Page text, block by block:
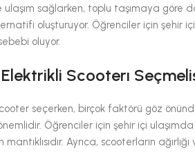
ulaşım sağlarken, toplu taşımaya
oluşturuyor. Öğrenciler için şehir
oluyor.
Scooterı
seçerken, birçok faktörü göz
Öğrenciler için şehir içi
Ayrıca, scooterların